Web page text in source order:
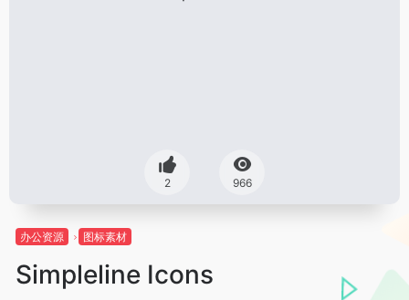
2 966
办公资源 图标素材
Simpleline Icons